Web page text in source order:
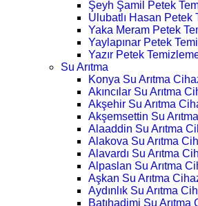
Şeyh Şamil Petek
Ulubatlı Hasan Petek
Yaka Meram Petek
Yaylapınar Petek
Yazır Petek
Su Arıtma
Konya Su Arıtma
Akıncılar Su Arıtma
Akşehir Su Arıtma
Akşemsettin Su
Alaaddin Su Arıtma
Alakova Su Arıtma
Alavardı Su Arıtma
Alpaslan Su Arıtma
Aşkan Su Arıtma
Aydınlık Su Arıtma
Batıhadimi Su Arıtma